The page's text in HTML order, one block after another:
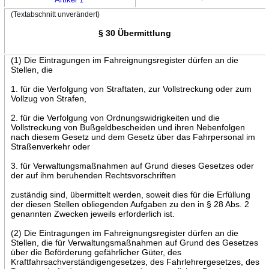
(Textabschnitt unverändert)
§ 30 Übermittlung
(1) Die Eintragungen im Fahreignungsregister dürfen an die
Stellen, die
1. für die Verfolgung von Straftaten, zur Vollstreckung oder zum
Vollzug von Strafen,
2. für die Verfolgung von Ordnungswidrigkeiten und die
Vollstreckung von Bußgeldbescheiden und ihren Nebenfolgen
nach diesem Gesetz und dem Gesetz über das Fahrpersonal im
Straßenverkehr oder
3. für Verwaltungsmaßnahmen auf Grund dieses Gesetzes oder
der auf ihm beruhenden Rechtsvorschriften
zuständig sind, übermittelt werden, soweit dies für die Erfüllung
der diesen Stellen obliegenden Aufgaben zu den in § 28 Abs. 2
genannten Zwecken jeweils erforderlich ist.
(2) Die Eintragungen im Fahreignungsregister dürfen an die
Stellen, die für Verwaltungsmaßnahmen auf Grund des Gesetzes
über die Beförderung gefährlicher Güter, des
Kraftfahrsachverständigengesetzes, des Fahrlehrergesetzes, des